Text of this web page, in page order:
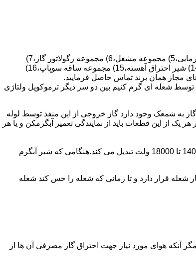
قطعات ساختمان آب گرم کن های دیواری شمعک دار عبارتند از : 1) کلاهک تعدیل،2) کلاهک تعدیل جریان دودکش،3) صفحه پشتی آبگرمکن،4) مبدل گرمایی،5) مجموعه مشعل،6) مجموعه رگولاتور گاز،7)
مجموعه رگولاتور آب،8) رویه آبگرمکن،9) صفحه پشتی آبگرمکن،10) رگولاتور آب در آبگرمکن های شمعک دار،11) بدنه،12) قاب برنجی،13) شیپوره،14) شیر احتراق آهسته،15) مجموعه ساقه سوپاپ،16)
شعله ای گرم کنیم بین دو سر دیگر ترموکوپل ولتاژی
به شمعک وجود دارد گاز خروجی از این منفذ توسط لوله
از این قطعات باید از نمایندگی تعمیر آبگرمکن و یا هر
برد کنترل آبگرمکن:نیروی محرکه این برد از یک آدابتور یا دو عدد باتری 1/5 ولت تامین می شود.برای ایجاد جرقه یک تراس افزاینده این 3 ولت را به 14000 تا 18000 ولت تبدیل می کند.هنگامی که شیر آبگرم
قرار دارد و تا زمانی که شعله را حس کند شعله
غیر مسکونی که مسحت آن ها کمتر از 60 متر مربع باشد ممنوع است،مگر آنکه هوای مورد نیاز جهت احتراق گاز مصرفی آن ها از